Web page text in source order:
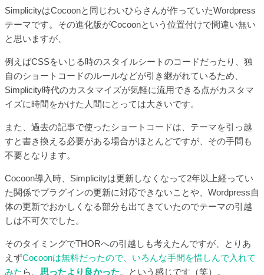
SimplicityはCocoonと同じわいひらさんが作っていたWordpress
テーマです。その進化版がCocoonという位置付けで間違い無い
と思いますが、
例えばCSSをいじる時のスタイルシートのコードだったり、独
自のショートコードのルールなどが引き継がれているため、
Simplicity時代のカスタマイズが気軽に流用できる点がカスタマ
イズに時間をかけた人間にとっては大きいです。
また、過去の記事で使ったショートコードは、テーマを引っ越
すと書き換える必要がある場合がほとんどですが、その手間も
不要となります。
Cocoon導入時、Simplicityは更新しなくなって2年以上経ってい
た関係でプラグインの更新に対応できないことや、Wordpress自
体の更新でおかしくなる部分も出てきていたのでテーマの引越
しは不可欠でした。
そのタイミングでTHORへの引越しも考えたんですが、とりあ
えずCocoonは無料だったので、いろんな手間を惜しんで入れて
みた ら、 思ったより良かった。という感じです（笑）。